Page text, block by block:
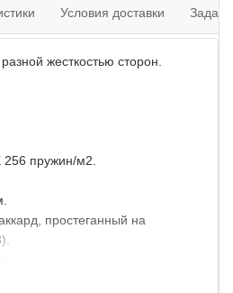
Условия доставки
жесткостью сторон.
пружин/м2.
простеганный на
на 1 спальное место 110 кг.